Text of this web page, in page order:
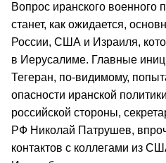
Вопрос иранского военного
станет, как ожидается,
России, США и Израиля,
в Иерусалиме. Главные
Тегеран, по-видимому,
опасности иранской
российской стороны,
РФ Николай Патрушев,
контактов с коллегами из